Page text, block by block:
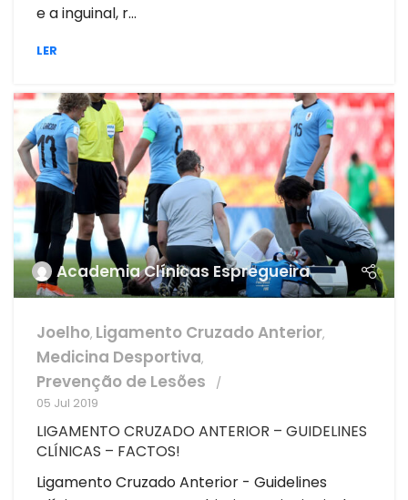
e a inguinal, r...
LER
Academia Clínicas Espregueira
Joelho, Ligamento Cruzado Anterior,
Medicina Desportiva,
Prevenção de Lesões
05 Jul 2019
LIGAMENTO CRUZADO ANTERIOR – GUIDELINES
CLÍNICAS – FACTOS!
Ligamento Cruzado Anterior - Guidelines